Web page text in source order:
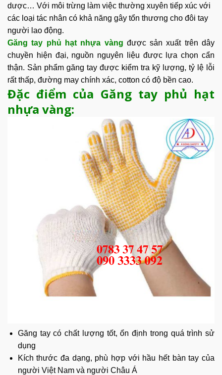
dược… Với môi trừng làm việc thường xuyên tiếp xúc với
các loại tác nhân có khả năng gây tổn thương cho đôi tay
người lao động.
Găng tay phủ hạt nhựa vàng được sản xuất trên dây
chuyền hiện đại, nguồn nguyên liệu được lựa chọn cẩn
thận. Sản phẩm găng tay được kiểm tra kỹ lượng, tỷ lệ lỗi
rất thấp, đường may chính xác, cotton có độ bền cao.
Đặc điểm của Găng tay phủ hạt
nhựa vàng:
Găng tay có chất lượng tốt, ổn định trong quá trình sử
dụng
Kích thước đa dạng, phù hợp với hầu hết bàn tay của
người Việt Nam và người Châu Á